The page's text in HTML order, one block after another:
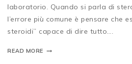
laboratorio. Quando si parla di
l’errore più comune è pensare che
steroidi” capace di dire tutto….
READ MORE